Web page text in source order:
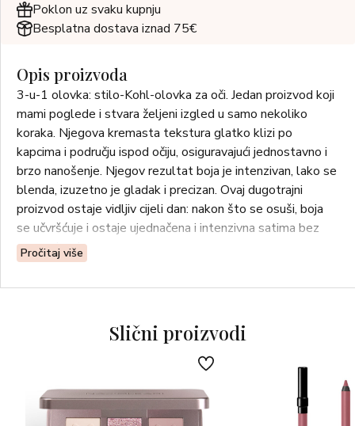
Poklon uz svaku kupnju
Besplatna dostava iznad 75€
Opis proizvoda
3-u-1 olovka: stilo-Kohl-olovka za oči. Jedan proizvod koji
mami poglede i stvara željeni izgled u samo nekoliko
koraka. Njegova kremasta tekstura glatko klizi po
kapcima i području ispod očiju, osiguravajući jednostavno i
brzo nanošenje. Njegov rezultat boja je intenzivan, lako se
blenda, izuzetno je gladak i precizan. Ovaj dugotrajni
proizvod ostaje vidljiv cijeli dan: nakon što se osuši, boja
se učvršćuje i ostaje ujednačena i intenzivna satima bez
razmazivanja.
Pročitaj više
Slični proizvodi